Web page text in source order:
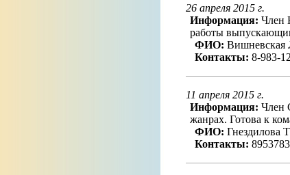
26 апреля 2015 г.
Информация: Член
работы
ФИО: Вишневская
Контакты: 8-983-
11 апреля 2015 г.
Информация: Член
жанрах. Готова к
ФИО: Гнездилова
Контакты: